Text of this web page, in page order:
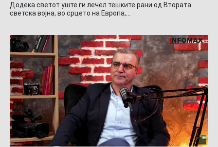
Додека светот уште ги лечел тешките рани од Втората
светска војна, во срцето на Европа,…